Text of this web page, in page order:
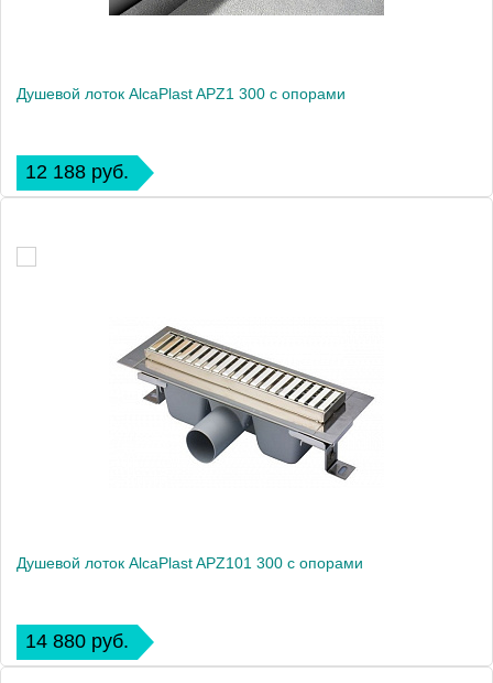
Душевой лоток AlcaPlast APZ1 300 с опорами
12 188 руб.
Душевой лоток AlcaPlast APZ101 300 с опорами
14 880 руб.